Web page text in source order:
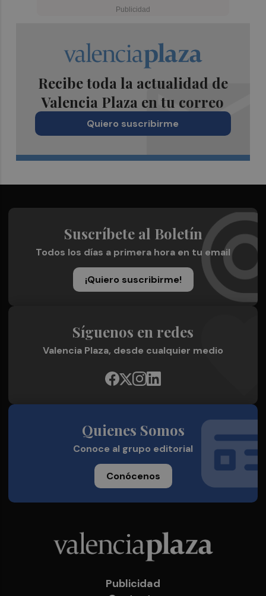
Recibe toda la actualidad de
Valencia Plaza en tu correo
Quiero suscribirme
Suscríbete al Boletín
Todos los días a primera hora en tu email
¡Quiero suscribirme!
Síguenos en redes
Valencia Plaza, desde cualquier medio
Quienes Somos
Conoce al grupo editorial
Conócenos
Publicidad